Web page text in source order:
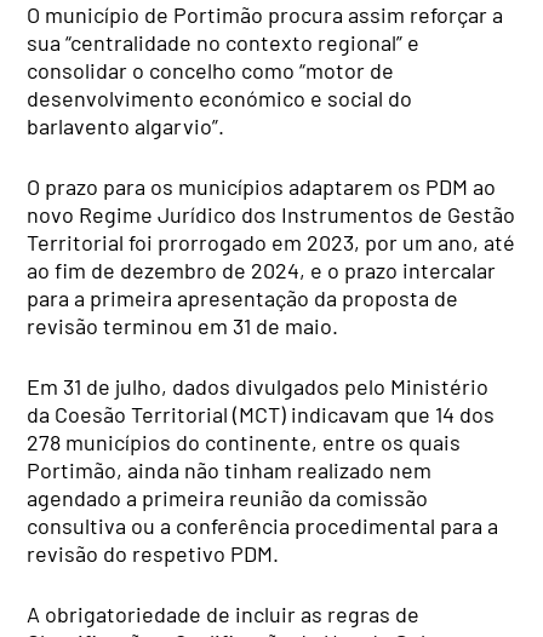
O município de Portimão procura assim reforçar a
sua “centralidade no contexto regional” e
consolidar o concelho como “motor de
desenvolvimento económico e social do
barlavento algarvio”.
O prazo para os municípios adaptarem os PDM ao
novo Regime Jurídico dos Instrumentos de Gestão
Territorial foi prorrogado em 2023, por um ano, até
ao fim de dezembro de 2024, e o prazo intercalar
para a primeira apresentação da proposta de
revisão terminou em 31 de maio.
Em 31 de julho, dados divulgados pelo Ministério
da Coesão Territorial (MCT) indicavam que 14 dos
278 municípios do continente, entre os quais
Portimão, ainda não tinham realizado nem
agendado a primeira reunião da comissão
consultiva ou a conferência procedimental para a
revisão do respetivo PDM.
A obrigatoriedade de incluir as regras de